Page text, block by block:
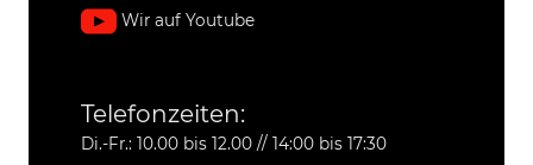
Wir auf Youtube
Telefonzeiten:
Di.-Fr.: 10.00 bis 12.00 // 14:00 bis 17:30